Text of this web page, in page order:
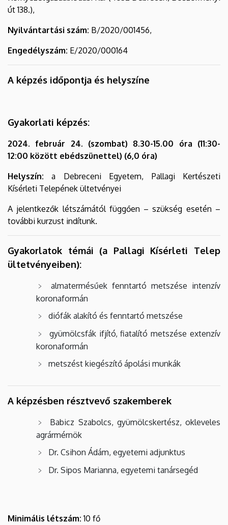
út 138.),
Nyilvántartási szám: B/2020/001456,
Engedélyszám: E/2020/000164
A képzés időpontja és helyszíne
Gyakorlati képzés:
2024. február 24. (szombat) 8.30-15.00 óra (11:30-
12:00 között ebédszünettel) (6,0 óra)
Helyszín: a Debreceni Egyetem, Pallagi Kertészeti
Kísérleti Telepének ültetvényei
A jelentkezők létszámától függően – szükség esetén –
további kurzust indítunk.
Gyakorlatok témái (a Pallagi Kísérleti Telep
ültetvényeiben):
almatermésűek fenntartó metszése intenzív
koronaformán
diófák alakító és fenntartó metszése
gyümölcsfák ifjító, fiatalító metszése extenzív
koronaformán
metszést kiegészítő ápolási munkák
A képzésben résztvevő szakemberek
Babicz Szabolcs, gyümölcskertész, okleveles
agrármérnök
Dr. Csihon Ádám, egyetemi adjunktus
Dr. Sipos Marianna, egyetemi tanársegéd
Minimális létszám:10 fő